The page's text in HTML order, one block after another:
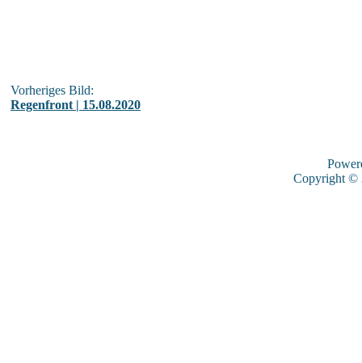
Vorheriges Bild:
Regenfront | 15.08.2020
Copyright ©